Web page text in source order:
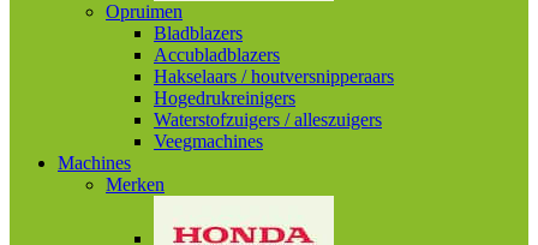
Opruimen
Bladblazers
Accubladblazers
Hakselaars / houtversnipperaars
Hogedrukreinigers
Waterstofzuigers / alleszuigers
Veegmachines
Machines
Merken